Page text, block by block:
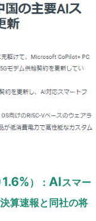
1.6%）： AIスマー
決算速報と同社の将